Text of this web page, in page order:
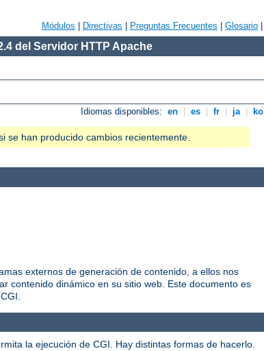
Módulos Directivas Preguntas Frecuentes Glosario
del Servidor HTTP Apache
Idiomas disponibles: en es fr ja ko
se han producido cambios recientemente.
externos de generación de contenido, a ellos nos
contenido dinámico en su sitio web. Este documento es
la ejecución de CGI. Hay distintas formas de hacerlo.